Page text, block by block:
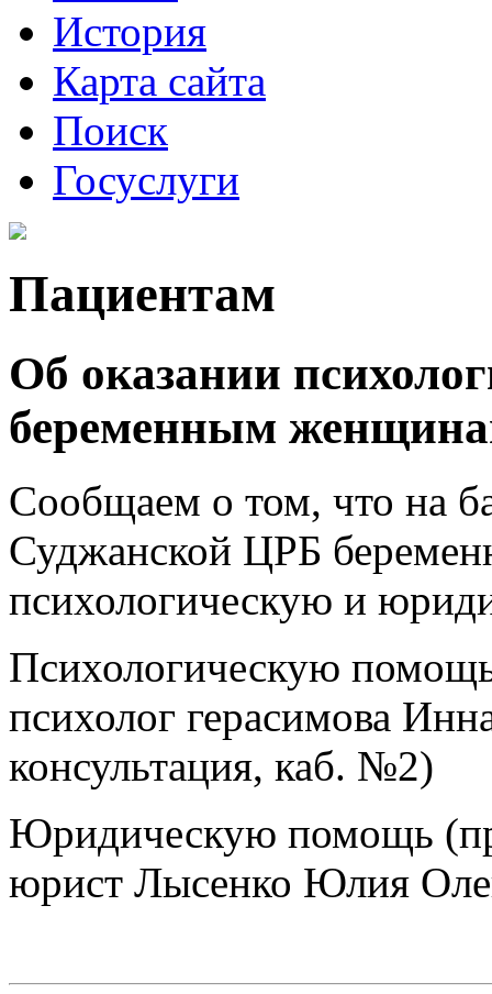
История
Карта сайта
Поиск
Госуслуги
Пациентам
Об оказании
беременным
Сообщаем о том, что на
Суджанской ЦРБ
психологическую и
Психологическую
психолог герасимова
консультация, каб. №2)
Юридическую помощь
юрист Лысенко Юлия